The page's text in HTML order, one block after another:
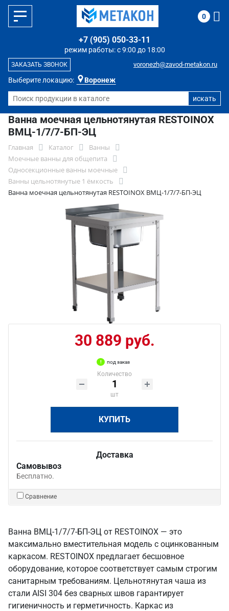
Выберите локацию: Воронеж
режим работы: с 9:00 до 18:00
+7 (905) 050-33-11
voronezh@zavod-metakon.ru
ЗАКАЗАТЬ ЗВОНОК
0
Ванна моечная цельнотянутая RESTOINOX
ВМЦ-1/7/7-БП-ЭЦ
Главная Каталог
Ванны
Моечные ванны для общепита
Односекционные ванны моечные
Ванны цельнотянутые 1 ёмкость
Ванна моечная цельнотянутая RESTOINOX ВМЦ-1/7/7-БП-ЭЦ
30 889 руб.
под заказ
Количество
шт
КУПИТЬ
Доставка
Самовывоз
Бесплатно.
Сравнение
Ванна ВМЦ-1/7/7-БП-ЭЦ от RESTOINOX — это
максимально вместительная модель с оцинкованным
каркасом. RESTOINOX предлагает бесшовное
оборудование, которое соответствует самым строгим
санитарным требованиям. Цельнотянутая чаша из
стали AISI 304 без сварных швов гарантирует
гигиеничность и герметичность. Каркас из